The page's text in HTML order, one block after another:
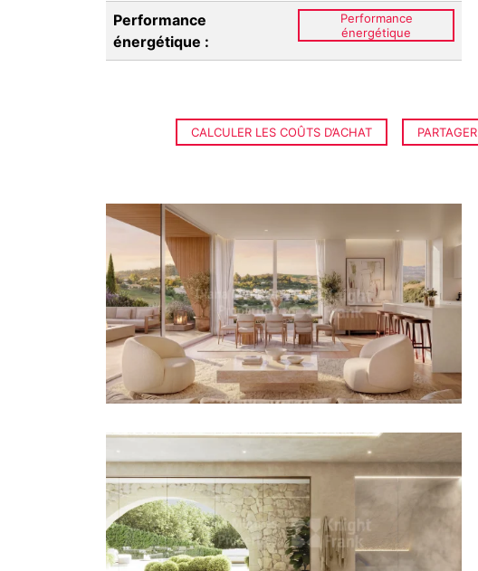
Performance
énergétique :
Performance
énergétique
CALCULER LES COÛTS D’ACHAT PARTAGER